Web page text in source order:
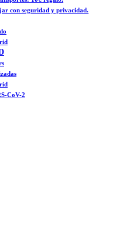
con seguridad y privacidad.
CoV-2